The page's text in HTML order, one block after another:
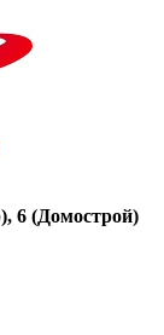
6 (Домострой)